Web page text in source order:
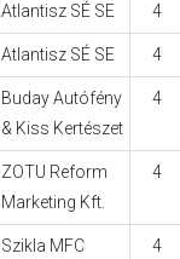
Atlantisz SÉ SE 4
Atlantisz SÉ SE 4
Buday Autófény
& Kiss Kertészet
4
ZOTU Reform
Marketing Kft.
4
Szikla MFC 4